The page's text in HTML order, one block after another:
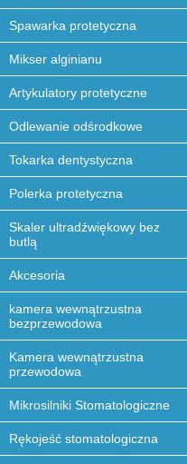
Spawarka protetyczna
Mikser alginianu
Artykulatory protetyczne
Odlewanie odśrodkowe
Tokarka dentystyczna
Polerka protetyczna
Skaler ultradźwiękowy bez
butlą
Akcesoria
kamera wewnątrzustna
bezprzewodowa
Kamera wewnątrzustna
przewodowa
Mikrosilniki Stomatologiczne
Rękojeść stomatologiczna